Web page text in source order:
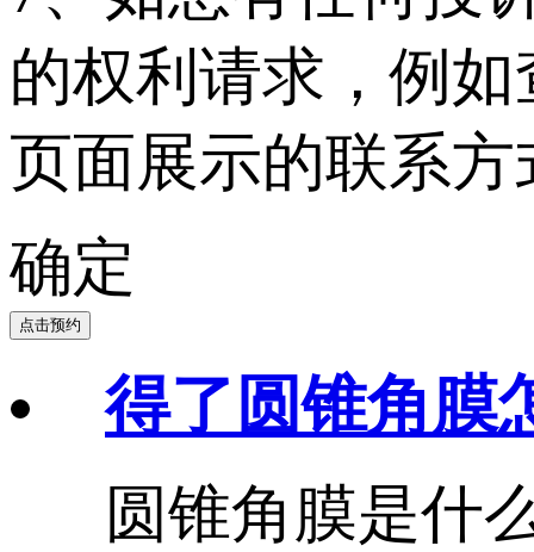
的权利请求，例
页面展示的联系
确定
点击预约
得了圆锥角膜
圆锥角膜是什